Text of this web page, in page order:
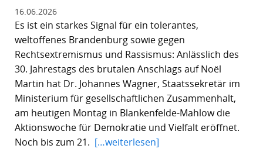
16.06.2026
Es ist ein starkes Signal für ein tolerantes,
weltoffenes Brandenburg sowie gegen
Rechtsextremismus und Rassismus: Anlässlich des
30. Jahrestags des brutalen Anschlags auf Noël
Martin hat Dr. Johannes Wagner, Staatssekretär im
Ministerium für gesellschaftlichen Zusammenhalt,
am heutigen Montag in Blankenfelde-Mahlow die
Aktionswoche für Demokratie und Vielfalt eröffnet.
Noch bis zum 21. […weiterlesen]